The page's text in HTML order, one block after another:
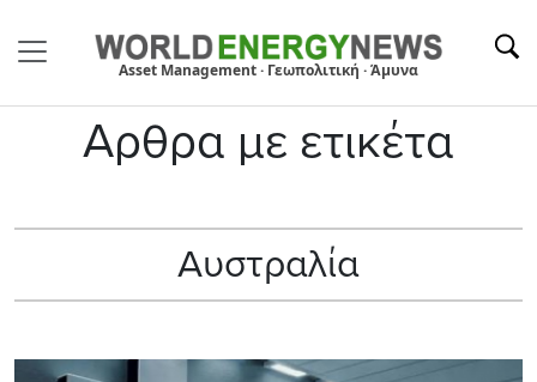
Asset Management · Γεωπολιτική · Άμυνα
Αρθρα με ετικέτα
Αυστραλία